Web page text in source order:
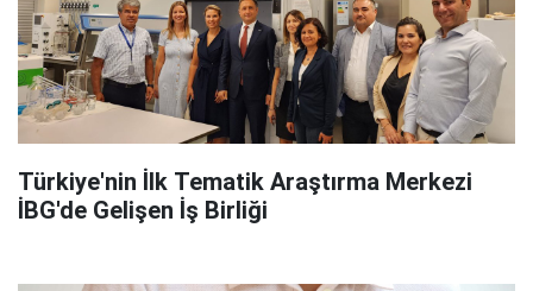
Türkiye'nin İlk Tematik Araştırma Merkezi
İBG'de Gelişen İş Birliği